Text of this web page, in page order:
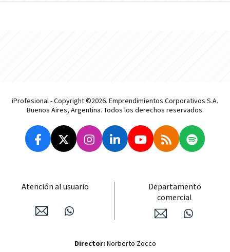
iProfesional - Copyright ©2026. Emprendimientos Corporativos S.A.
Buenos Aires, Argentina. Todos los derechos reservados.
Atención al usuario
Departamento
comercial
Director: Norberto Zocco